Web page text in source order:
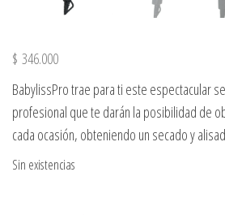
$ 346.000
BabylissPro trae para ti este espectacular
profesional que te darán la posibilidad de
cada ocasión, obteniendo un secado y
Sin existencias